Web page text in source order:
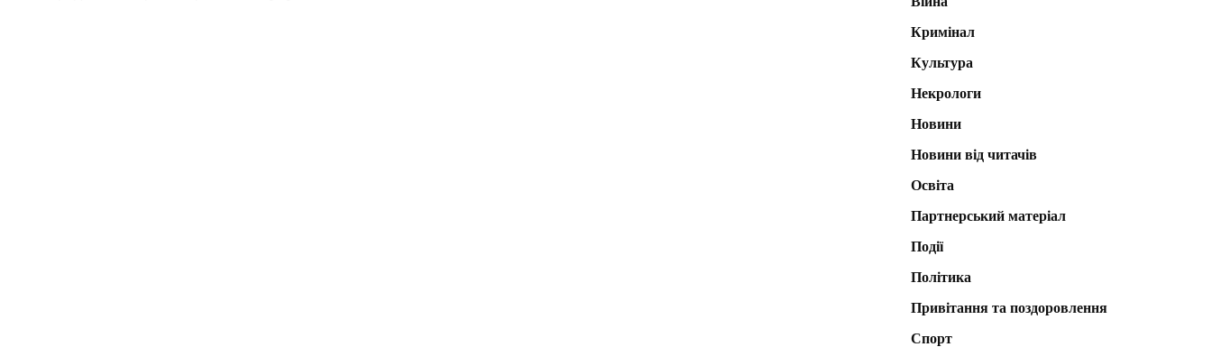
Кримінал
Культура
Некрологи
Новини
Новини від читачів
Освіта
Партнерський матеріал
Події
Політика
Привітання та поздоровлення
Спорт